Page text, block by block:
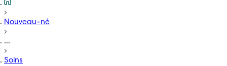
Nouveau-né
...
Soins